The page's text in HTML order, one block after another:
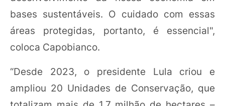
bases sustentáveis. O cuidado com essas
áreas protegidas, portanto, é essencial",
coloca Capobianco.
“Desde 2023, o presidente Lula criou e
ampliou 20 Unidades de Conservação, que